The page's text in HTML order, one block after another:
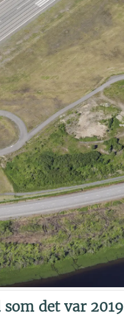
det var 2019